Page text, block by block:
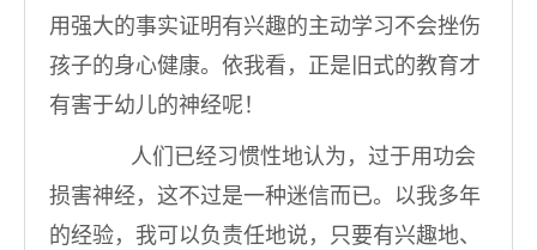
用强大的事实证明有兴趣的主动学习不会挫伤
孩子的身心健康。依我看，正是旧式的教育才
有害于幼儿的神经呢！
人们已经习惯性地认为，过于用功会
损害神经，这不过是一种迷信而已。以我多年
的经验，我可以负责任地说，只要有兴趣地、